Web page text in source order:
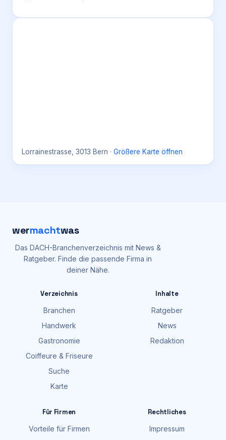
Lorrainestrasse, 3013 Bern · Größere Karte öffnen
wermachtwas
Das DACH-Branchenverzeichnis mit News &
Ratgeber. Finde die passende Firma in
deiner Nähe.
Verzeichnis
Branchen
Handwerk
Gastronomie
Coiffeure & Friseure
Suche
Karte
Inhalte
Ratgeber
News
Redaktion
Für Firmen
Vorteile für Firmen
Rechtliches
Impressum